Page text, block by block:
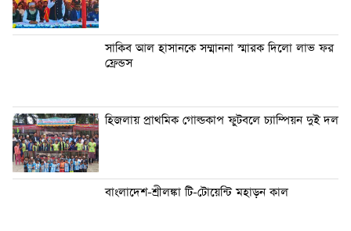
সাকিব আল হাসানকে সম্মাননা স্মারক দিলো লাভ ফর
ফ্রেন্ডস
হিজলায় প্রাথমিক গোল্ডকাপ ফুটবলে চ্যাম্পিয়ন দুই দল
বাংলাদেশ-শ্রীলঙ্কা টি-টোয়েন্টি মহাড়ন কাল